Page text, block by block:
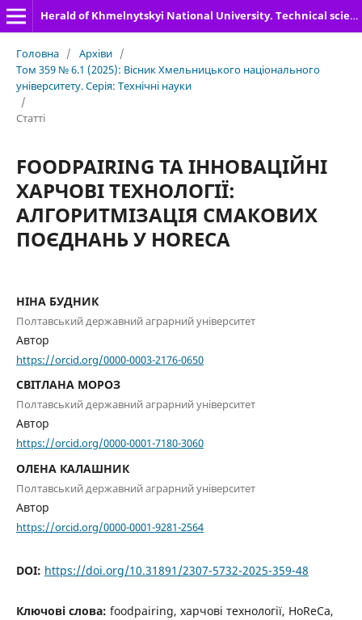
Herald of Khmelnytskyi National University. Technical sciences
Головна / Архіви /
Том 359 № 6.1 (2025): Вісник Хмельницького національного
університету. Серія: Технічні науки
/
Статті
FOODPAIRING ТА ІННОВАЦІЙНІ
ХАРЧОВІ ТЕХНОЛОГІЇ:
АЛГОРИТМІЗАЦІЯ СМАКОВИХ
ПОЄДНАНЬ У HORECA
НІНА БУДНИК
Полтавський державний аграрний університет
Автор
https://orcid.org/0000-0003-2176-0650
СВІТЛАНА МОРОЗ
Полтавський державний аграрний університет
Автор
https://orcid.org/0000-0001-7180-3060
ОЛЕНА КАЛАШНИК
Полтавський державний аграрний університет
Автор
https://orcid.org/0000-0001-9281-2564
DOI: https://doi.org/10.31891/2307-5732-2025-359-48
Ключові слова: foodpairing, харчові технології, HoReCa,